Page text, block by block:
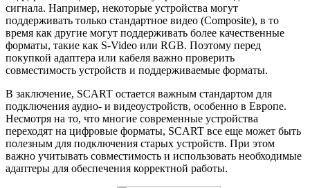
сигнала. Например, некоторые устройства могут
поддерживать только стандартное видео (Composite), в то
время как другие могут поддерживать более качественные
форматы, такие как S-Video или RGB. Поэтому перед
покупкой адаптера или кабеля важно проверить
совместимость устройств и поддерживаемые форматы.
В заключение, SCART остается важным стандартом для
подключения аудио- и видеоустройств, особенно в Европе.
Несмотря на то, что многие современные устройства
переходят на цифровые форматы, SCART все еще может быть
полезным для подключения старых устройств. При этом
важно учитывать совместимость и использовать необходимые
адаптеры для обеспечения корректной работы.